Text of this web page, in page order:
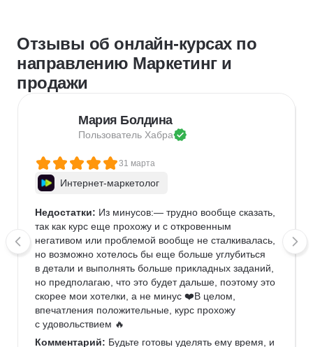
Отзывы об онлайн-курсах по
направлению Маркетинг и
продажи
Мария Болдина
Пользователь Хабра
31 марта
Интернет-маркетолог
Недостатки: Из минусов:— трудно вообще сказать,
так как курс еще прохожу и с откровенным
негативом или проблемой вообще не сталкивалась,
но возможно хотелось бы еще больше углубиться
в детали и выполнять больше прикладных заданий,
но предполагаю, что это будет дальше, поэтому это
скорее мои хотелки, а не минус ❤️В целом,
впечатления положительные, курс прохожу
с удовольствием 🔥
Комментарий: Будьте готовы уделять ему время, и